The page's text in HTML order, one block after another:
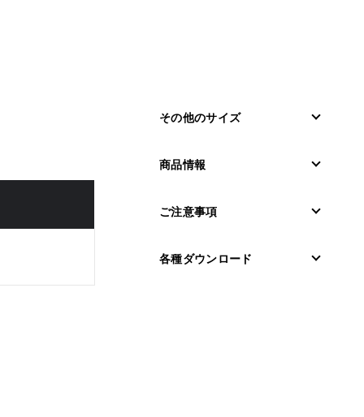
その他のサイズ
商品情報
ご注意事項
各種ダウンロード